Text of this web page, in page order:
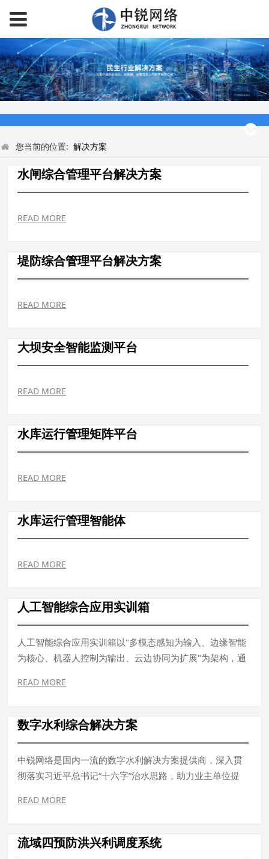
您当前的位置: 解决方案
水闸综合管理平台解决方案
READ MORE
堤防综合管理平台解决方案
READ MORE
大坝安全智能监测平台
READ MORE
水库运行管理矩阵平台
READ MORE
水库运行管理智能体
READ MORE
人工智能综合应用实训箱
人工智能综合应用实训箱以"多模态感知为输入、边缘智能
为核心、机器人控制为输出、云边协同为扩展"为架构，通
发到真实场景落地的"最后一公里"问题，适用于高校人工
关。
READ MORE
数字水利综合解决方案
中锐网络是国内一流的数字水利解决方案提供商，深入贯
彻落实习近平总书记“十六字”治水思路，助力业主单位提
和水利防灾减灾贡献力量...
READ MORE
流域四预防洪兴利调度系统